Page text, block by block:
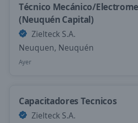
Técnico Mecánico/
(Neuquén Capital)
Zielteck S.A.
Neuquen, Neuquén
Ayer
Capacitadores Tecnicos
Zielteck S.A.